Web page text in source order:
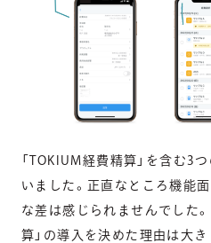
「TOKIUM経費精算」を含む3
いました。正直なところ機能
な差は感じられませんでした
算」の導入を決めた理由は大き